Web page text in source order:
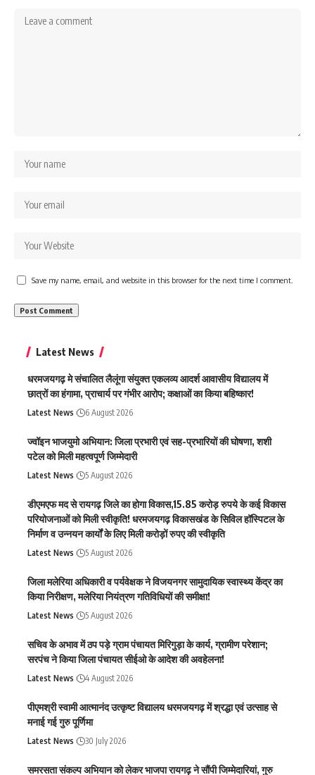
Save my name, email, and website in this browser for the next time I comment.
Latest News
धरमजयगढ़ मे संचालित लैलूंगा संयुक्त एकलव्य आदर्श आवासीय विद्यालय में
छात्रों का हंगामा, प्राचार्य पर गंभीर आरोप; कक्षाओं का किया बहिष्कार!
Latest News 6 August 2026
ज्वॉइन भाजयुमो अभियान: जिला प्रभारी एवं सह-प्रभारियों की घोषणा, शशी
पटेल को मिली महत्वपूर्ण जिम्मेदारी
Latest News 5 August 2026
डीएमएफ मद से रायगढ़ जिले का होगा विकास,15.85 करोड़ रुपये के कई विकास
परियोजनाओं को मिली स्वीकृति! धरमजयगढ़ विकासखंड के सिविल हॉस्पिटल के
निर्माण व उन्नयन कार्यों के लिए मिली करोड़ों रुपए की स्वीकृति
Latest News 5 August 2026
जिला मलेरिया अधिकारी व पर्यवेक्षक ने विजयनगर सामुदायिक स्वास्थ्य केंद्र का
किया निरीक्षण, मलेरिया नियंत्रण गतिविधियों की समीक्षा!
Latest News 5 August 2026
सचिव के अभाव में ठप पड़े ग्राम पंचायत मिरिगुड़ा के कार्य, ग्रामीण परेशान;
सरपंच ने किया जिला पंचायत सीईओ के आदेश की अवहेलना!
Latest News 4 August 2026
पीएमश्री स्वामी आत्मानंद उत्कृष्ट विद्यालय धरमजयगढ़ में श्रद्धा एवं उत्साह से
मनाई गई गुरु पूर्णिमा
Latest News 30 July 2026
समरसता संकल्प अभियान को लेकर भाजपा रायगढ़ ने सौंपी जिम्मेदारियां, गुरु